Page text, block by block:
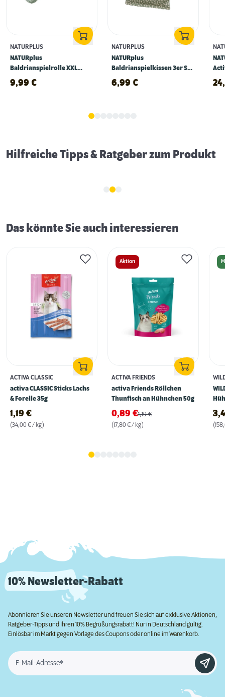
NATURPLUS
NATURplus
Baldrianspielrolle XXL
hellgrün XXL
9,99 €
NATURPLUS
NATURplus
Baldrianspielkissen 3er Set
beige, blau, grün
6,99 €
cm
Hilfreiche Tipps & Ratgeber zum Produkt
Das könnte Sie auch interessieren
ACTIVA CLASSIC
activa CLASSIC Sticks Lachs
& Forelle 35g
1,19 €
(34,00 € / kg)
Aktion
ACTIVA FRIENDS
activa Friends Röllchen
Thunfisch an Hühnchen 50g
0,89 €1,19€
(17,80 € / kg)
10% Newsletter-Rabatt
Abonnieren Sie unseren Newsletter und freuen Sie sich auf exklusive Aktionen,
Ratgeber-Tipps und Ihren 10% Begrüßungsrabatt! Nur in Deutschland gültig.
Einlösbar im Markt gegen Vorlage des Coupons oder online im Warenkorb.
E-Mail-Adresse*